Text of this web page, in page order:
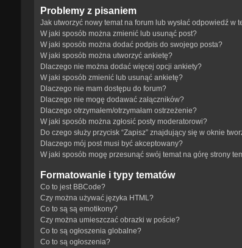
Problemy z pisaniem
Jak utworzyć nowy temat na forum lub wysłać odpowiedź w
W jaki sposób można zmienić lub usunąć post?
W jaki sposób można dodać podpis do swojego posta?
W jaki sposób można utworzyć ankietę?
Dlaczego nie można dodać więcej opcji ankiety?
W jaki sposób zmienić lub usunąć ankietę?
Dlaczego nie mam dostępu do forum?
Dlaczego nie mogę dodawać załączników?
Dlaczego otrzymałem/otrzymałam ostrzeżenie?
W jaki sposób można zgłosić posty moderatorowi?
Do czego służy przycisk “Zapisz” znajdujący się w oknie
Dlaczego mój post musi być akceptowany?
W jaki sposób mogę przesunąć swój temat na górę strony
Formatowanie i typy tematów
Co to jest BBCode?
Czy można używać języka HTML?
Co to są są emotikony?
Czy można umieszczać obrazki w poście?
Co to są ogłoszenia globalne?
Co to są ogłoszenia?